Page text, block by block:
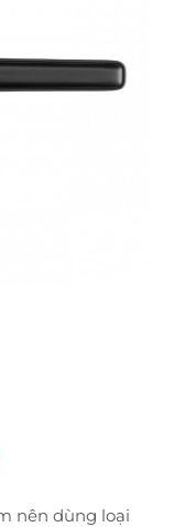
nên dùng loại